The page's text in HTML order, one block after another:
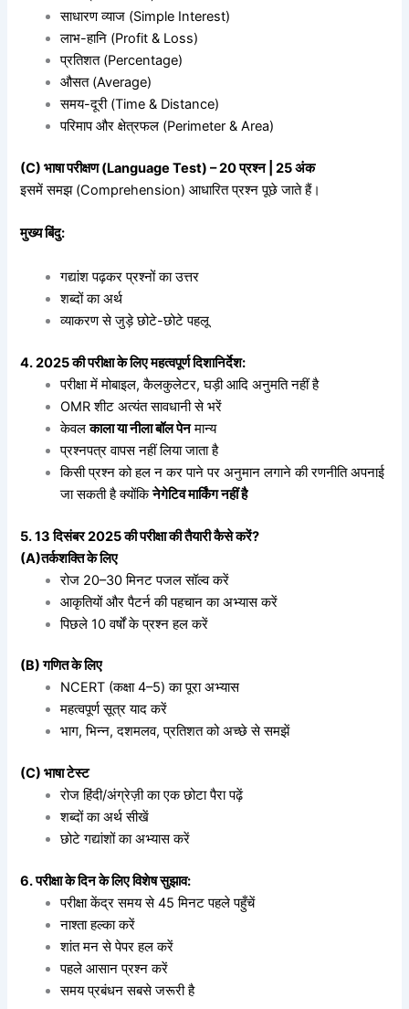
साधारण व्याज (Simple Interest)
लाभ-हानि (Profit & Loss)
प्रतिशत (Percentage)
औसत (Average)
समय-दूरी (Time & Distance)
परिमाप और क्षेत्रफल (Perimeter & Area)
(C) भाषा परीक्षण (Language Test) – 20 प्रश्न | 25 अंक
इसमें समझ (Comprehension) आधारित प्रश्न पूछे जाते हैं।
मुख्य बिंदु:
गद्यांश पढ़कर प्रश्नों का उत्तर
शब्दों का अर्थ
व्याकरण से जुड़े छोटे-छोटे पहलू
4. 2025 की परीक्षा के लिए महत्वपूर्ण दिशानिर्देश:
परीक्षा में मोबाइल, कैलकुलेटर, घड़ी आदि अनुमति नहीं है
OMR शीट अत्यंत सावधानी से भरें
केवलकाला या नीला बॉल पेनमान्य
प्रश्नपत्र वापस नहीं लिया जाता है
किसी प्रश्न को हल न कर पाने पर अनुमान लगाने की रणनीति अपनाई
जा सकती है क्योंकिनेगेटिव मार्किंग नहीं है
5. 13 दिसंबर 2025 की परीक्षा की तैयारी कैसे करें?
(A)तर्कशक्ति के लिए
रोज 20–30 मिनट पजल सॉल्व करें
आकृतियों और पैटर्न की पहचान का अभ्यास करें
पिछले 10 वर्षों के प्रश्न हल करें
(B) गणित के लिए
NCERT (कक्षा 4–5) का पूरा अभ्यास
महत्वपूर्ण सूत्र याद करें
भाग, भिन्न, दशमलव, प्रतिशत को अच्छे से समझें
(C) भाषा टेस्ट
रोज हिंदी/अंग्रेज़ी का एक छोटा पैरा पढ़ें
शब्दों का अर्थ सीखें
छोटे गद्यांशों का अभ्यास करें
6. परीक्षा के दिन के लिए विशेष सुझाव:
परीक्षा केंद्र समय से 45 मिनट पहले पहुँचें
नाश्ता हल्का करें
शांत मन से पेपर हल करें
पहले आसान प्रश्न करें
समय प्रबंधन सबसे जरूरी है